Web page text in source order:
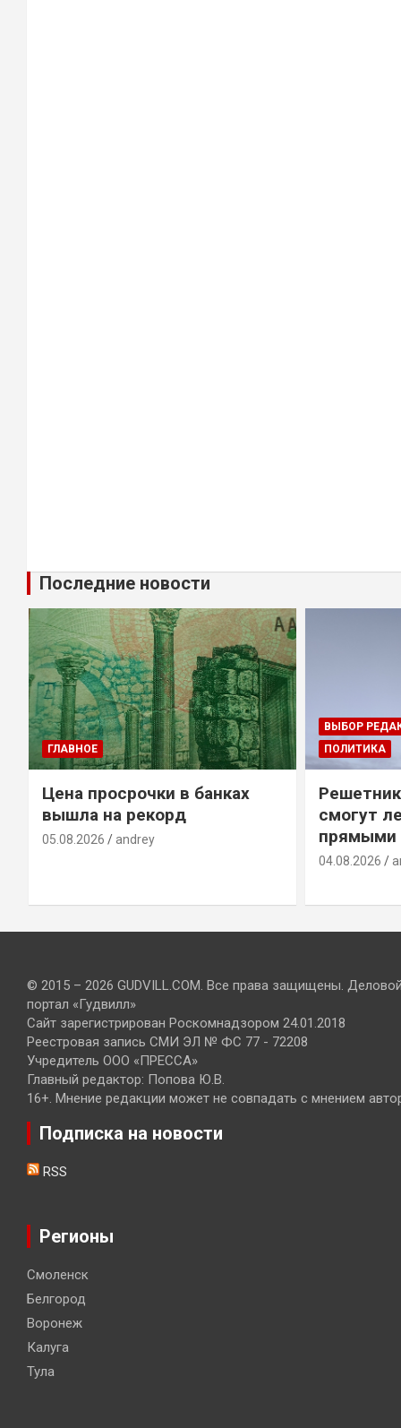
Последние новости
ГЛАВНОЕ
Цена просрочки в банках
вышла на рекорд
05.08.2026 andrey
ВЫБОР
ПОЛИТИКА
смогут
прямыми
04.08.2026
© 2015 – 2026 GUDVILL.COM. Все права защищены.
портал «Гудвилл»
Сайт зарегистрирован Роскомнадзором 24.01.2018
Реестровая запись СМИ ЭЛ № ФС 77 - 72208
Учредитель ООО «ПРЕССА»
Главный редактор: Попова Ю.В.
16+. Мнение редакции может не совпадать с мнением
Подписка на новости
RSS
Регионы
Смоленск
Белгород
Воронеж
Калуга
Тула